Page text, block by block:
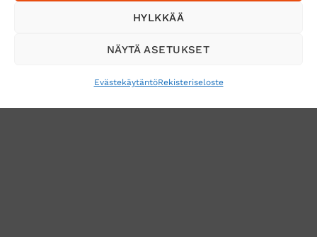
HYLKKÄÄ
NÄYTÄ ASETUKSET
EvästekäytäntöRekisteriseloste